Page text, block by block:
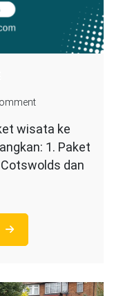
on
Wisata
Ke
Inggris
wisata ke
1. Paket
dan